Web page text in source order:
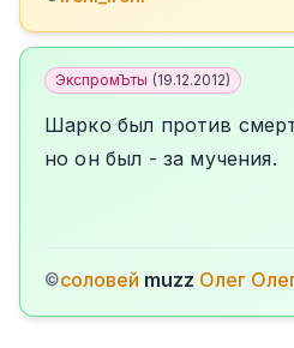
ЭкспромЪты (19.12.2012)
Шарко был против
но он был - за мучения.
©соловей muzz Олег